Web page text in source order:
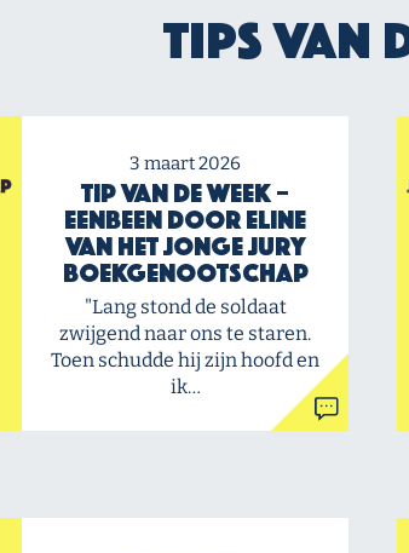
Tips van
3 maart 2026
Tip van de Week –
Eenbeen door Eline
van het Jonge Jury
Boekgenootschap
"Lang stond de soldaat
zwijgend naar ons te staren.
Toen schudde hij zijn hoofd en
ik…